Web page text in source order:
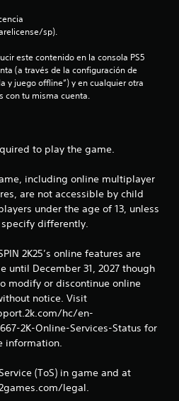
o
r
e
l
a
e
sp).
este contenido en la consola PS5
(a través de la configuración de
y juego offline”) y en cualquier otra
con tu misma cuenta.
to play the game.
including online multiplayer
are not accessible by child
under the age of 13, unless
differently.
2K25’s online features are
until December 31, 2027 though
modify or discontinue online
notice. Visit
hc/en-
2K-Online-Services-Status for
information.
(ToS) in game and at
legal.